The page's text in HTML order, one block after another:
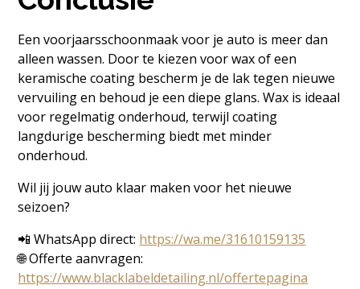
Een voorjaarsschoonmaak voor je auto is meer dan
alleen wassen. Door te kiezen voor wax of een
keramische coating bescherm je de lak tegen nieuwe
vervuiling en behoud je een diepe glans. Wax is ideaal
voor regelmatig onderhoud, terwijl coating
langdurige bescherming biedt met minder
onderhoud.
Wil jij jouw auto klaar maken voor het nieuwe
seizoen?
📲 WhatsApp direct: https://wa.me/31610159135
🌐 Offerte aanvragen:
https://www.blacklabeldetailing.nl/offertepagina